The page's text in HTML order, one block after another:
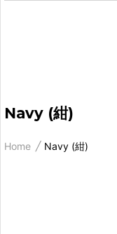
Navy (紺)
Home Navy (紺)